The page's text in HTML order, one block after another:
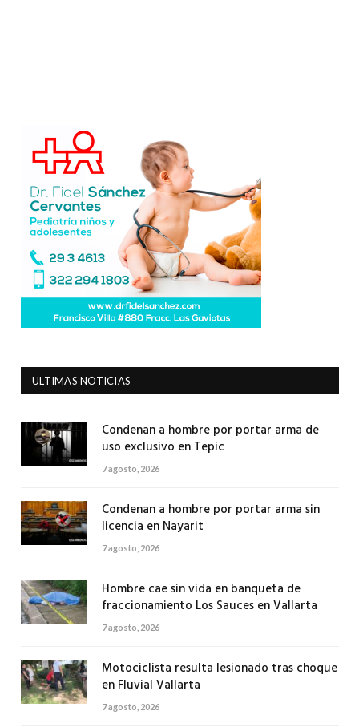
ULTIMAS NOTICIAS
Condenan a hombre por portar arma de
uso exclusivo en Tepic
7 agosto, 2026
Condenan a hombre por portar arma sin
licencia en Nayarit
7 agosto, 2026
Hombre cae sin vida en banqueta de
fraccionamiento Los Sauces en Vallarta
7 agosto, 2026
Motociclista resulta lesionado tras choque
en Fluvial Vallarta
7 agosto, 2026